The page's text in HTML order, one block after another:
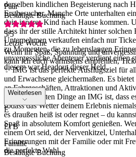
derselben kindlichen Begeisterung nach
Erstbesucher. Manche Orte unterhalten
dein inneres Kind nach Hause kommen.
dass ihr der stille Architekt hinter solchen
Unternehmen verkaufen einfach nur
zu Momenten, die zu lebenslangen
unvergessliche Abenteuer verdient einen
diesem war Headout dieser Held.
Paar
Bestätigte Buchung
5/5
Letzte Woche
Wenn ihr Spaß, Spannung und
kann ich euch wärmstens empfehlen,
✨ IMG ist das perfekte Ausflugsziel für
und Erwachsene gleichermaßen. Es
an Fahrgeschäften, Attraktionen und
Eines der besten Dinge an IMG ist, dass
sodass das Wetter deinem Erlebnis
es draußen heiß ist oder regnet – du
Spaß in absolutem Komfort genießen.
einem Ort seid, der Nervenkitzel,
Erinnerungen mit der Familie oder mit
die perfekte Wahl.
Weiterlesen
E
El B
Familie
Bestätigte Buchung